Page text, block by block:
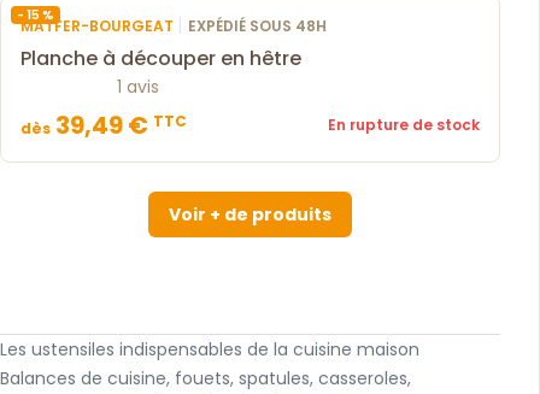
- 15 %
MATFER-BOURGEAT | EXPÉDIÉ SOUS 48H
Planche à découper en hêtre
1 avis
dès 39,49 € TTC En rupture de stock
Voir + de produits
Les ustensiles indispensables de la cuisine maison
Balances de cuisine, fouets, spatules, casseroles,